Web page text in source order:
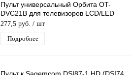
Пульт универсальный Орбита OT-
DVC21B для телевизоров LCD/LED
Philips
277,5 руб. / шт
Подробнее